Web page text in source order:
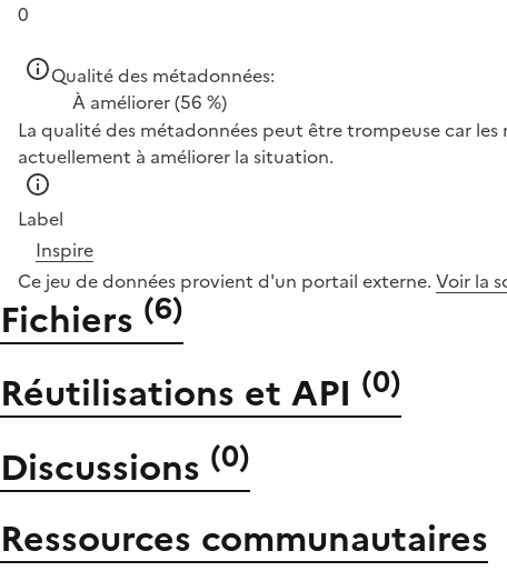
0
Qualité des métadonnées:
À améliorer(56 %)
La qualité des métadonnées peut être trompeuse car
actuellement à améliorer la situation.
Label
Inspire
Ce jeu de données provient d'un portail externe. Voir la
Fichiers (6)
Réutilisations et API (0)
Discussions (0)
Ressources communautaires